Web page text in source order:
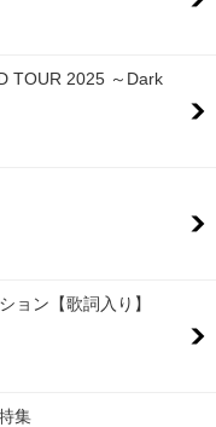
TOUR 2025 ～Dark
ョン【歌詞入り】
集